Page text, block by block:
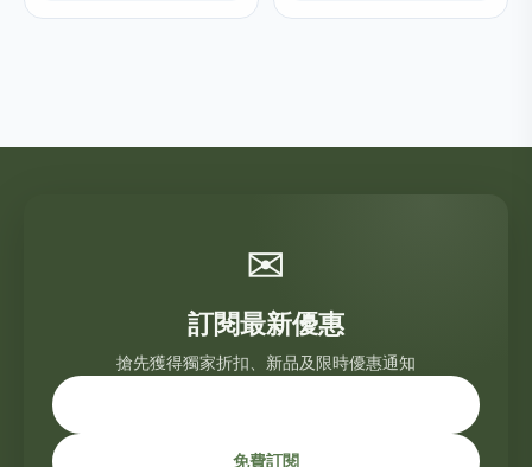
✉
訂閱最新優惠
搶先獲得獨家折扣、新品及限時優惠通知
免費訂閱